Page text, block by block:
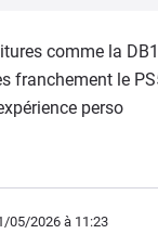
comme la
franchement le
perso
05/2026 à 11:23